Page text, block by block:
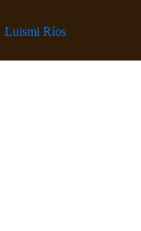
Luismi Ríos